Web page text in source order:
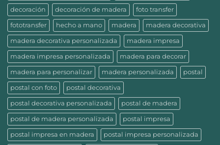
decoración decoración de madera foto transfer
fototransfer hecho a mano madera madera decorativa
madera decorativa personalizada madera impresa
madera impresa personalizada madera para decorar
madera para personalizar madera personalizada postal
postal con foto postal decorativa
postal decorativa personalizada postal de madera
postal de madera personalizada postal impresa
postal impresa en madera postal impresa personalizada